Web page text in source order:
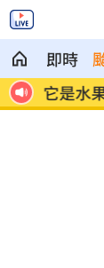
即時
它是水
便